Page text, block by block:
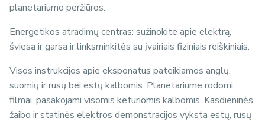
planetariumo peržiūros.
Energetikos atradimų centras: sužinokite apie elektrą,
šviesą ir garsą ir linksminkitės su įvairiais fiziniais reiškiniais.
Visos instrukcijos apie eksponatus pateikiamos anglų,
suomių ir rusų bei estų kalbomis. Planetariume rodomi
filmai, pasakojami visomis keturiomis kalbomis. Kasdieninės
žaibo ir statinės elektros demonstracijos vyksta estų, rusų